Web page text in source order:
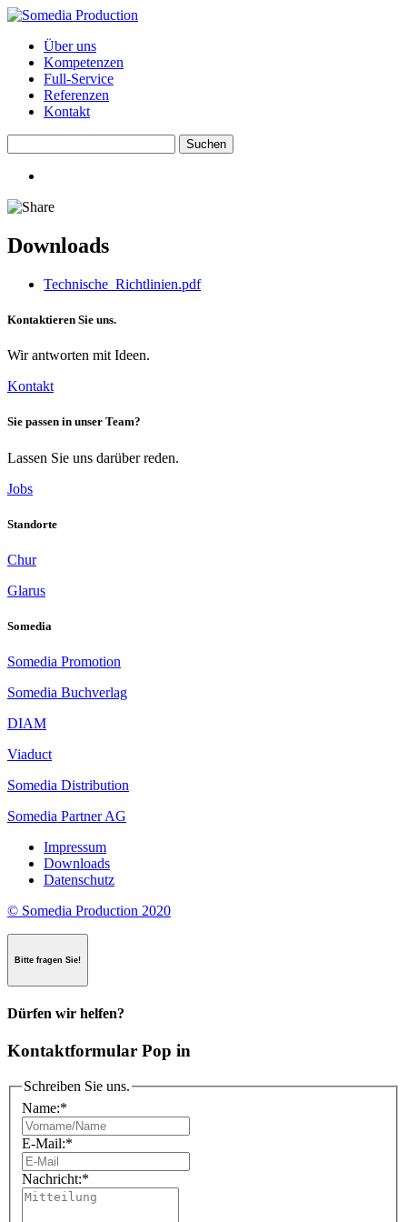
Über uns
Kompetenzen
Full-Service
Referenzen
Kontakt
Downloads
Technische_Richtlinien.pdf
Kontaktieren Sie uns.
Wir antworten mit Ideen.
Kontakt
Sie passen in unser Team?
Lassen Sie uns darüber reden.
Jobs
Standorte
Chur
Glarus
Somedia
Somedia Promotion
Somedia Buchverlag
DIAM
Viaduct
Somedia Distribution
Somedia Partner AG
Impressum
Downloads
Datenschutz
© Somedia Production 2020
Bitte fragen Sie!
Dürfen wir helfen?
Kontaktformular Pop in
Schreiben Sie uns.
Name:*
E-Mail:*
Nachricht:*